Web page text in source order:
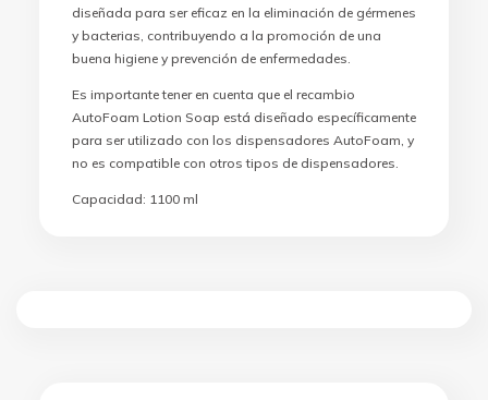
diseñada para ser eficaz en la eliminación de gérmenes
y bacterias, contribuyendo a la promoción de una
buena higiene y prevención de enfermedades.
Es importante tener en cuenta que el recambio
AutoFoam Lotion Soap está diseñado específicamente
para ser utilizado con los dispensadores AutoFoam, y
no es compatible con otros tipos de dispensadores.
Capacidad: 1100 ml